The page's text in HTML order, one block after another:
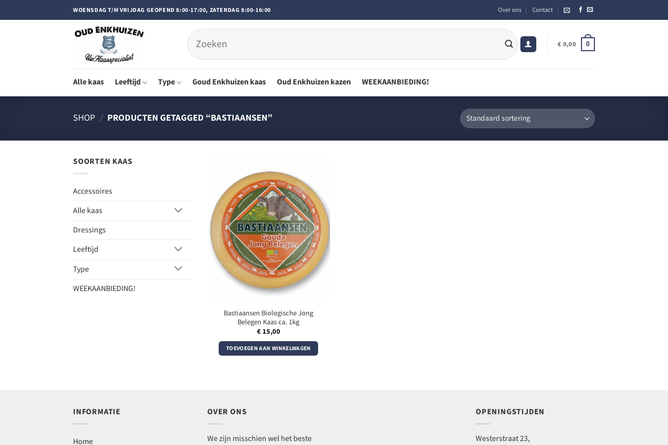
naar
WOENSDAG T/M VRIJDAG GEOPEND 8:00-17:00, ZATERDAG 8:00-16:00 Over ons Contact
Zoeken
naar:
€ 0,00 0
Alle kaas Leeftijd Type Goud Enkhuizen kaas Oud Enkhuizen kazen WEEKAANBIEDING!
SHOP / PRODUCTEN GETAGGED “BASTIAANSEN”
SOORTEN KAAS
Accessoires
Alle kaas
Dressings
Leeftijd
Type
WEEKAANBIEDING!
Bastiaansen Biologische Jong
Belegen Kaas ca. 1kg
€15,00
TOEVOEGEN AAN WINKELWAGEN
INFORMATIE
Home
OVER ONS
We zijn misschien wel het beste
OPENINGSTIJDEN
Westerstraat 23,